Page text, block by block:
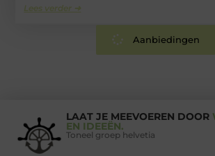
Lees verder ➜
Aanbiedingen
LAAT JE MEEVOEREN DOOR
EN IDEEËN.
Toneel groep helvetia